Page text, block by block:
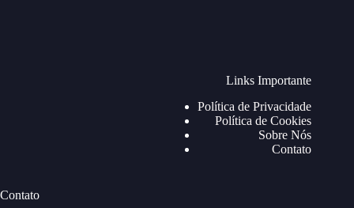
Links Importante
Política de Privacidade
Política de Cookies
Sobre Nós
Contato
Contato